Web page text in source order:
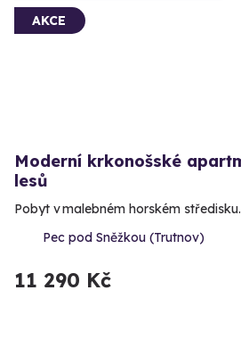
AKCE
Moderní krkonošské
lesů
Pobyt v malebném horském středisku.
Pec pod Sněžkou (Trutnov)
11 290 Kč